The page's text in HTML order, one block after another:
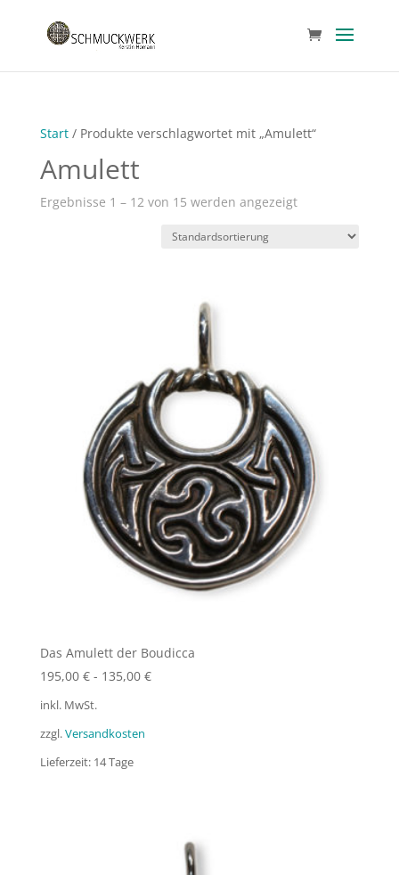
Start/ Produkte verschlagwortet mit „Amulett“
Amulett
Ergebnisse 1 – 12 von 15 werden angezeigt
Das Amulett der Boudicca
195,00 €- 135,00 €
inkl. MwSt.
zzgl.Versandkosten
Lieferzeit: 14 Tage